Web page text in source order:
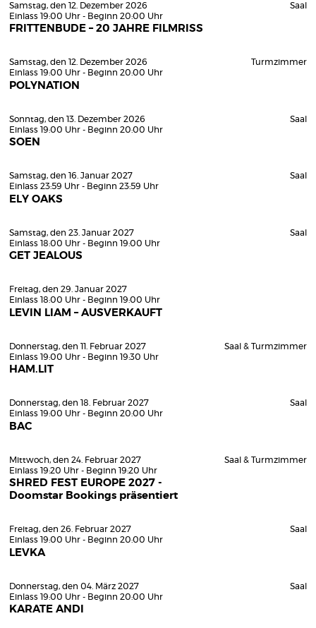
Samstag, den 12. Dezember 2026
Einlass 19:00 Uhr - Beginn 20:00 Uhr
FRITTENBUDE – 20 JAHRE FILMRISS
Saal
Samstag, den 12. Dezember 2026
Einlass 19:00 Uhr - Beginn 20:00 Uhr
POLYNATION
Turmzimmer
Sonntag, den 13. Dezember 2026
Einlass 19:00 Uhr - Beginn 20:00 Uhr
SOEN
Saal
Samstag, den 16. Januar 2027
Einlass 23:59 Uhr - Beginn 23:59 Uhr
ELY OAKS
Saal
Samstag, den 23. Januar 2027
Einlass 18:00 Uhr - Beginn 19:00 Uhr
GET JEALOUS
Saal
Freitag, den 29. Januar 2027
Einlass 18:00 Uhr - Beginn 19:00 Uhr
LEVIN LIAM – AUSVERKAUFT
Donnerstag, den 11. Februar 2027
Einlass 19:00 Uhr - Beginn 19:30 Uhr
HAM.LIT
Saal & Turmzimmer
Donnerstag, den 18. Februar 2027
Einlass 19:00 Uhr - Beginn 20:00 Uhr
BAC
Saal
Mittwoch, den 24. Februar 2027
Einlass 19:20 Uhr - Beginn 19:20 Uhr
SHRED FEST EUROPE 2027 -
Doomstar Bookings präsentiert
Saal & Turmzimmer
Freitag, den 26. Februar 2027
Einlass 19:00 Uhr - Beginn 20:00 Uhr
LEVKA
Saal
Donnerstag, den 04. März 2027
Einlass 19:00 Uhr - Beginn 20:00 Uhr
KARATE ANDI
Saal